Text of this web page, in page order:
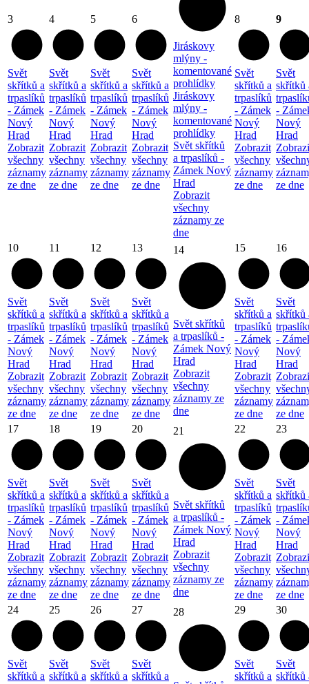
3
Svět
skřítků a
trpaslíků
- Zámek
Nový
Hrad
Zobrazit
všechny
záznamy
ze dne
4
Svět
skřítků a
trpaslíků
- Zámek
Nový
Hrad
Zobrazit
všechny
záznamy
ze dne
5
Svět
skřítků a
trpaslíků
- Zámek
Nový
Hrad
Zobrazit
všechny
záznamy
ze dne
6
Svět
skřítků a
trpaslíků
- Zámek
Nový
Hrad
Zobrazit
všechny
záznamy
ze dne
Jiráskovy
mlýny -
komentované
prohlídky
Jiráskovy
mlýny -
komentované
prohlídky
Svět skřítků
a trpaslíků -
Zámek Nový
Hrad
Zobrazit
všechny
záznamy ze
dne
8
Svět
skřítků a
trpaslíků
- Zámek
Nový
Hrad
Zobrazit
všechny
záznamy
ze dne
9
Svět
skřítků
-
Nový
Hrad
ze dne
10
Svět
skřítků a
trpaslíků
- Zámek
Nový
Hrad
Zobrazit
všechny
záznamy
ze dne
11
Svět
skřítků a
trpaslíků
- Zámek
Nový
Hrad
Zobrazit
všechny
záznamy
ze dne
12
Svět
skřítků a
trpaslíků
- Zámek
Nový
Hrad
Zobrazit
všechny
záznamy
ze dne
13
Svět
skřítků a
trpaslíků
- Zámek
Nový
Hrad
Zobrazit
všechny
záznamy
ze dne
14
Svět skřítků
a trpaslíků -
Zámek Nový
Hrad
Zobrazit
všechny
záznamy ze
dne
15
Svět
skřítků a
trpaslíků
- Zámek
Nový
Hrad
Zobrazit
všechny
záznamy
ze dne
16
Svět
skřítků
-
Nový
Hrad
ze dne
17
Svět
skřítků a
trpaslíků
- Zámek
Nový
Hrad
Zobrazit
všechny
záznamy
ze dne
18
Svět
skřítků a
trpaslíků
- Zámek
Nový
Hrad
Zobrazit
všechny
záznamy
ze dne
19
Svět
skřítků a
trpaslíků
- Zámek
Nový
Hrad
Zobrazit
všechny
záznamy
ze dne
20
Svět
skřítků a
trpaslíků
- Zámek
Nový
Hrad
Zobrazit
všechny
záznamy
ze dne
21
Svět skřítků
a trpaslíků -
Zámek Nový
Hrad
Zobrazit
všechny
záznamy ze
dne
22
Svět
skřítků a
trpaslíků
- Zámek
Nový
Hrad
Zobrazit
všechny
záznamy
ze dne
23
Svět
skřítků
-
Nový
Hrad
ze dne
24
Svět
skřítků a
25
Svět
skřítků a
26
Svět
skřítků a
27
Svět
skřítků a
28 29
Svět
skřítků a
30
Svět
skřítků